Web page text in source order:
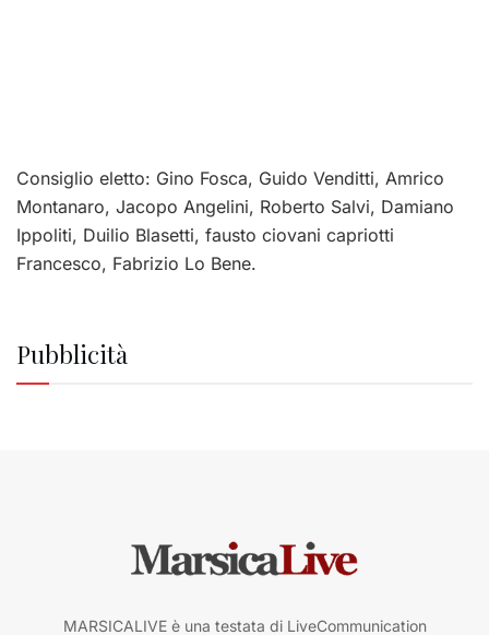
Consiglio eletto: Gino Fosca, Guido Venditti, Amrico
Montanaro, Jacopo Angelini, Roberto Salvi, Damiano
Ippoliti, Duilio Blasetti, fausto ciovani capriotti
Francesco, Fabrizio Lo Bene.
Pubblicità
MARSICALIVE è una testata di LiveCommunication